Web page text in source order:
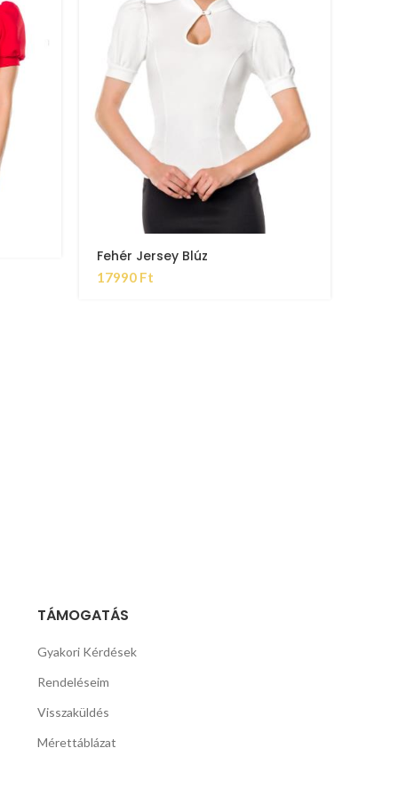
Fehér Jersey Blúz
17990 Ft
TÁMOGATÁS
Gyakori Kérdések
Rendeléseim
Visszaküldés
Mérettáblázat